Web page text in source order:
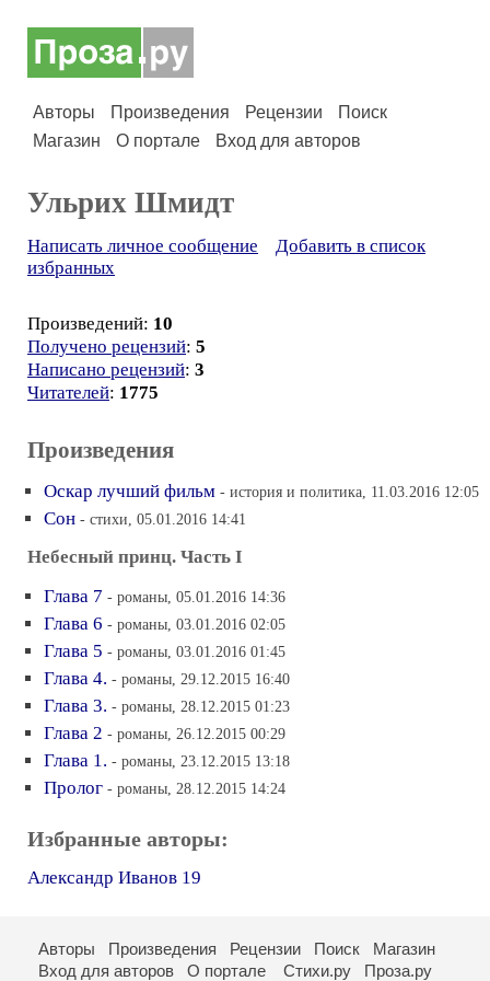
Авторы Произведения Рецензии
Поиск
Магазин
О портале Вход для авторов
Ульрих Шмидт
Написать личное сообщение
Добавить в список
избранных
Произведений: 10
Получено рецензий: 5
Написано рецензий: 3
Читателей: 1775
Произведения
Оскар лучший фильм - история и политика, 11.03.2016 12:05
Сон - стихи, 05.01.2016 14:41
Небесный принц. Часть I
Глава 7 - романы, 05.01.2016 14:36
Глава 6 - романы, 03.01.2016 02:05
Глава 5 - романы, 03.01.2016 01:45
Глава 4. - романы, 29.12.2015 16:40
Глава 3. - романы, 28.12.2015 01:23
Глава 2 - романы, 26.12.2015 00:29
Глава 1. - романы, 23.12.2015 13:18
Пролог - романы, 28.12.2015 14:24
Избранные авторы:
Александр Иванов 19
Авторы Произведения Рецензии Поиск
Магазин
Вход для авторов
О портале Стихи.ру Проза.ру